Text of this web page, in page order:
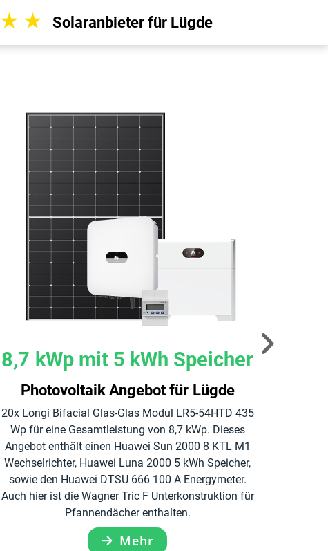
★ ★ Solaranbieter für Lügde
8,7 kWp mit 5 kWh Speicher
Photovoltaik Angebot für Lügde
20x Longi Bifacial Glas-Glas Modul LR5-54HTD 435
Wp für eine Gesamtleistung von 8,7 kWp. Dieses
Angebot enthält einen Huawei Sun 2000 8 KTL M1
Wechselrichter, Huawei Luna 2000 5 kWh Speicher,
sowie den Huawei DTSU 666 100 A Energymeter.
Auch hier ist die Wagner Tric F Unterkonstruktion für
Pfannendächer enthalten.
Mehr